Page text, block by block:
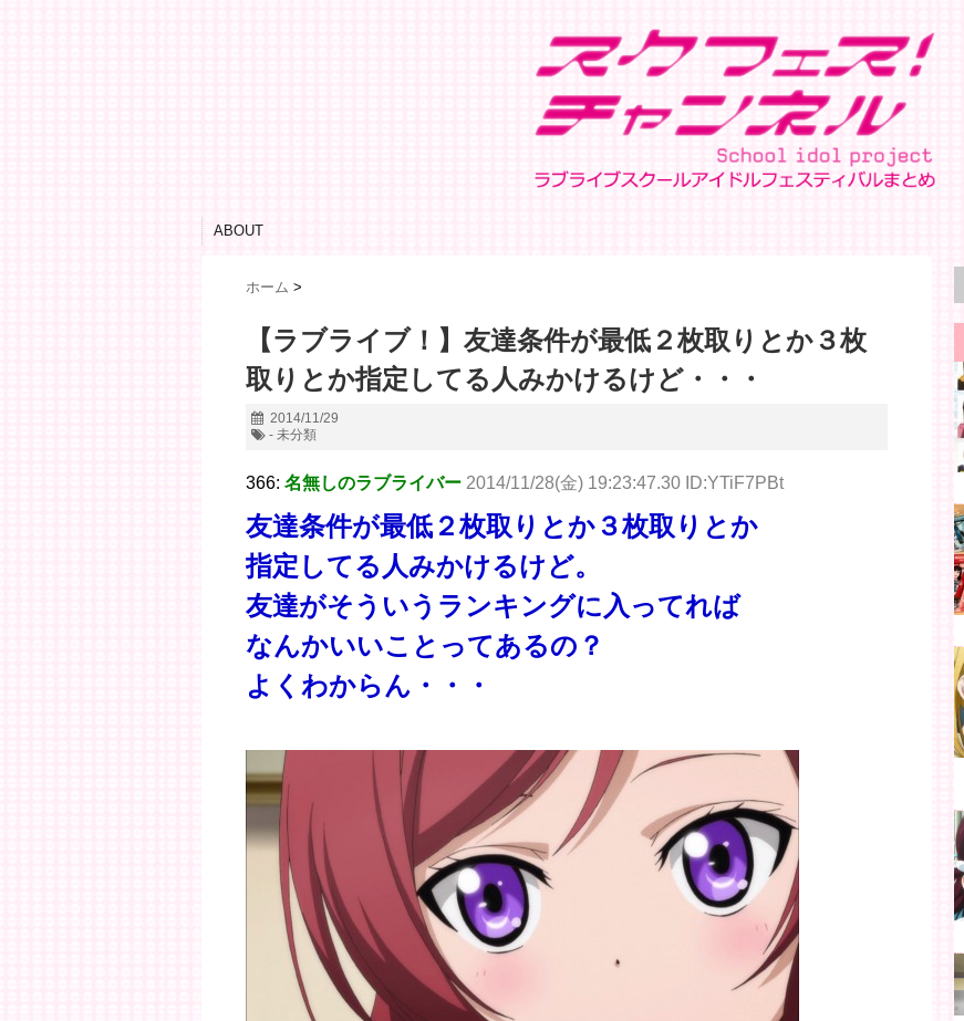
ABOUT
ホーム >
【ラブライブ！】友達条件が最低２枚取りとか３枚
取りとか指定してる人みかけるけど・・・
2014/11/29
- 未分類
366: 名無しのラブライバー 2014/11/28(金) 19:23:47.30 ID:YTiF7PBt
友達条件が最低２枚取りとか３枚取りとか
指定してる人みかけるけど。
友達がそういうランキングに入ってれば
なんかいいことってあるの？
よくわからん・・・